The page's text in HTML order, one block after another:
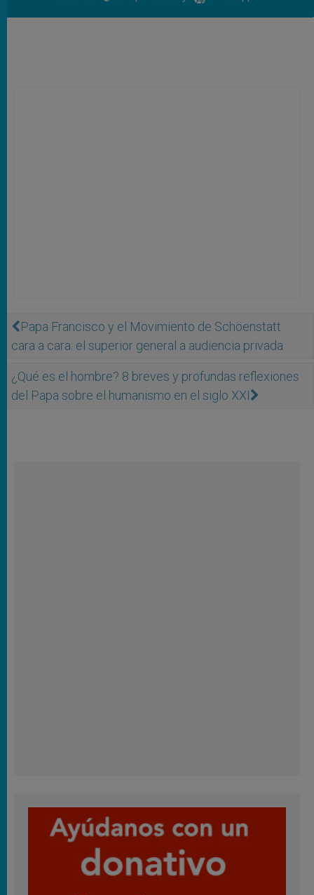
Papa Francisco y el Movimiento de Schöenstatt
cara a cara: el superior general a audiencia privada
¿Qué es el hombre? 8 breves y profundas reflexiones
del Papa sobre el humanismo en el siglo XXI